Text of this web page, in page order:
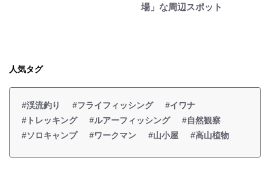
場」な周辺スポット
人気タグ
#渓流釣り #フライフィッシング
#イワナ
#トレッキング
#ルアーフィッシング
#自然観察
#ソロキャンプ
#ワークマン #山小屋 #高山植物